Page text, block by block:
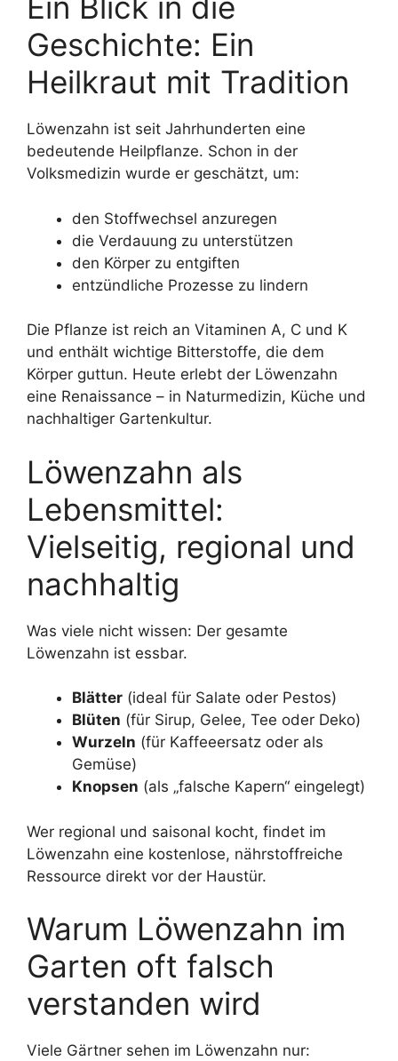
Ein Blick in die
Geschichte: Ein
Heilkraut mit Tradition
Löwenzahn ist seit Jahrhunderten eine
bedeutende Heilpflanze. Schon in der
Volksmedizin wurde er geschätzt, um:
den Stoffwechsel anzuregen
die Verdauung zu unterstützen
den Körper zu entgiften
entzündliche Prozesse zu lindern
Die Pflanze ist reich an Vitaminen A, C und K
und enthält wichtige Bitterstoffe, die dem
Körper guttun. Heute erlebt der Löwenzahn
eine Renaissance – in Naturmedizin, Küche und
nachhaltiger Gartenkultur.
Löwenzahn als
Lebensmittel:
Vielseitig, regional und
nachhaltig
Was viele nicht wissen: Der gesamte
Löwenzahn ist essbar.
Blätter (ideal für Salate oder Pestos)
Blüten (für Sirup, Gelee, Tee oder Deko)
Wurzeln (für Kaffeeersatz oder als
Gemüse)
Knopsen (als „falsche Kapern“ eingelegt)
Wer regional und saisonal kocht, findet im
Löwenzahn eine kostenlose, nährstoffreiche
Ressource direkt vor der Haustür.
Warum Löwenzahn im
Garten oft falsch
verstanden wird
Viele Gärtner sehen im Löwenzahn nur: